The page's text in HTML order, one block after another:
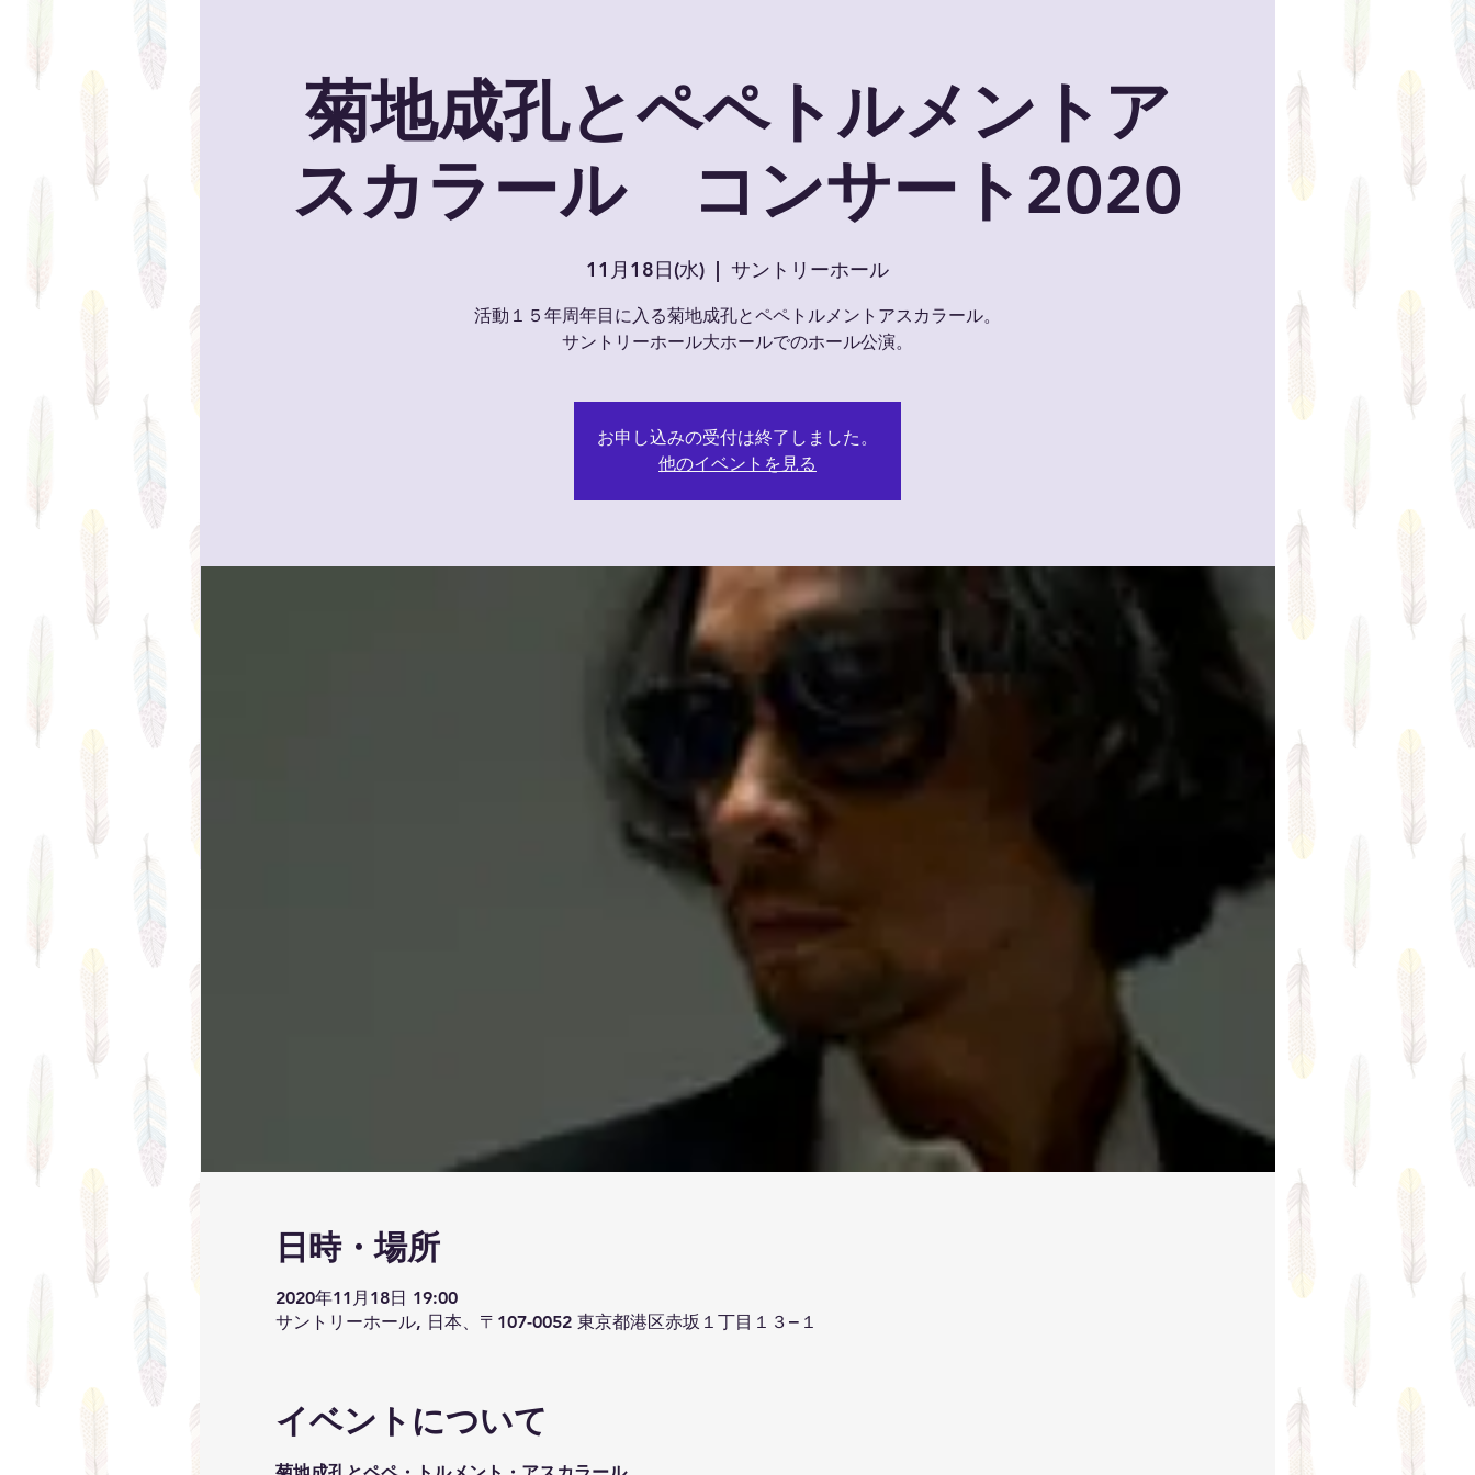
菊地成孔とペペトルメントア
スカラール コンサート2020
11月18日(水)
  |
サントリーホール
活動１５年周年目に入る菊地成孔とペペトルメントアスカラール。
サントリーホール大ホールでのホール公演。
お申し込みの受付は終了しました。
他のイベントを見る
日時・場所
2020年11月18日 19:00
サントリーホール, 日本、〒107-0052 東京都港区赤坂１丁目１３−１
イベントについて